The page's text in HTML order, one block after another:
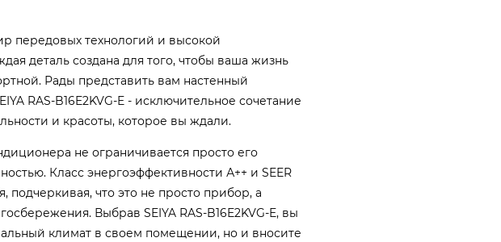
передовых технологий и высокой
деталь создана для того, чтобы ваша жизнь
Рады представить вам настенный
RAS-B16E2KVG-E - исключительное сочетание
и красоты, которое вы ждали.
не ограничивается просто его
Класс энергоэффективности А++ и SEER
подчеркивая, что это не просто прибор, а
Выбрав SEIYA RAS-B16E2KVG-E, вы
климат в своем помещении, но и вносите